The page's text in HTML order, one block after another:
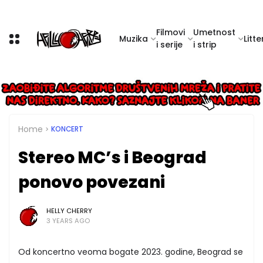
Muzika
Filmovi
i serije
Umetnost
i strip
Home KONCERT
Stereo MC’s i Beograd
ponovo povezani
HELLY CHERRY
3 YEARS AGO
Od koncertno veoma bogate 2023. godine, Beograd se